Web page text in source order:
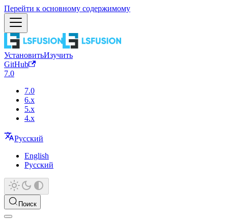
Перейти к основному содержимому
УстановитьИзучить
GitHub
7.0
7.0
6.x
5.x
4.x
Русский
English
Русский
Поиск